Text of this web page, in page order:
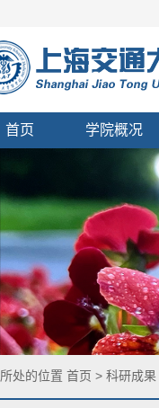
首页 学院概况
处的位置 首页 > 科研成果